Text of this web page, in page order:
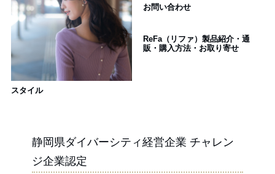
スタイル
お問い合わせ
ReFa（リファ）製品紹介・通
販・購入方法・お取り寄せ
静岡県ダイバーシティ経営企業 チャレン
ジ企業認定